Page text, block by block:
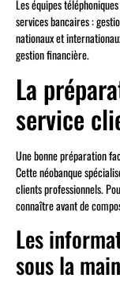
Les équipes
services bancaires :
nationaux et
gestion financière.
La
service
Une bonne préparation
Cette néobanque
clients professionnels.
connaître avant de
Les
sous la main